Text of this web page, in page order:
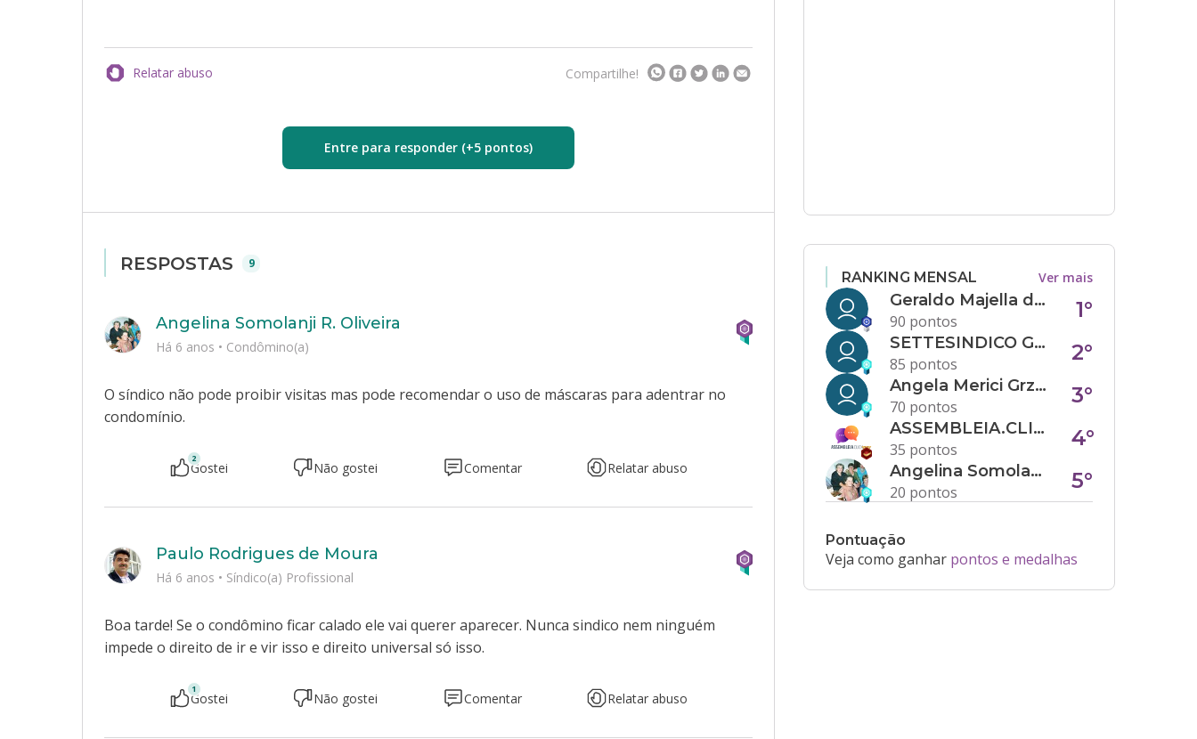
Relatar abuso Compartilhe!
Entre para responder (+5 pontos)
RESPOSTAS 9
O síndico não pode proibir visitas mas pode recomendar o uso de máscaras para adentrar no
condomínio.
Angelina Somolanji R. Oliveira
Há 6 anos • Condômino(a)
2
Gostei Não gostei Comentar Relatar abuso
Boa tarde! Se o condômino ficar calado ele vai querer aparecer. Nunca sindico nem ninguém
impede o direito de ir e vir isso e direito universal só isso.
Paulo Rodrigues de Moura
Há 6 anos • Síndico(a) Profissional
1
Gostei Não gostei Comentar Relatar abuso
RANKING MENSAL Ver mais
Geraldo Majella da Silva
90 pontos
1°
SETTESINDICO GOVERNANÇA CONDOMINIAL
85 pontos
2°
Angela Merici Grzybowski
70 pontos
3°
ASSEMBLEIA.CLICK
35 pontos
4°
Angelina Somolanji R. Oliveira
20 pontos
5°
Pontuação
Veja como ganhar pontos e medalhas